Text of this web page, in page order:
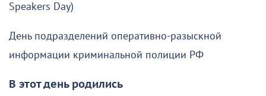
Speakers Day)
День подразделений оперативно-разыскной
информации криминальной полиции РФ
В этот день родились